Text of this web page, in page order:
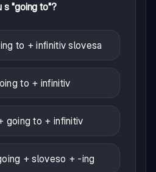
s "going to"?
to + infinitiv slovesa
to + infinitiv
going to + infinitiv
+ sloveso + -ing